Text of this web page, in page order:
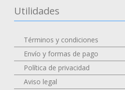
Utilidades
Términos y condiciones
Envío y formas de pago
Política de privacidad
Aviso legal